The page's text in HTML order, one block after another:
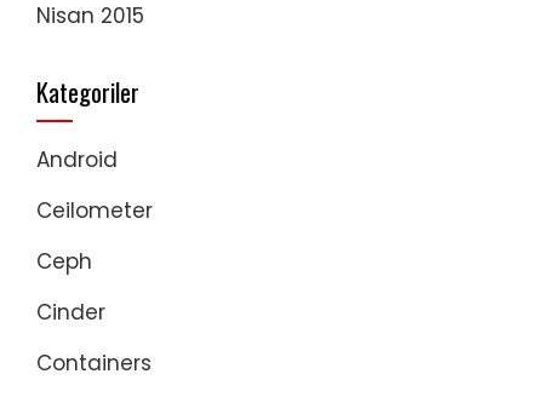
Nisan 2015
Kategoriler
Android
Ceilometer
Ceph
Cinder
Containers